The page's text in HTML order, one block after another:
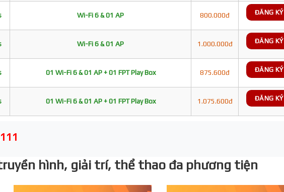
Wi-Fi 6 & 01 AP 800.000đ ĐĂNG KÝ
Wi-Fi 6 & 01 AP 1.000.000đ ĐĂNG KÝ
01 Wi-Fi 6 & 01 AP + 01 FPT Play Box 875.600đ ĐĂNG KÝ
01 Wi-Fi 6 & 01 AP + 01 FPT Play Box 1.075.600đ ĐĂNG KÝ
hình, giải trí, thể thao đa phương tiện